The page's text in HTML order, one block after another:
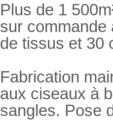
Plus de 1
sur commande
de tissus et 30
Fabrication
aux ciseaux à
sangles. Pose